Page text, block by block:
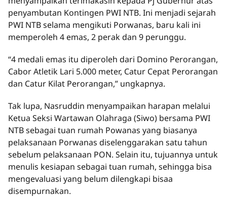
penyambutan Kontingen PWI NTB. Ini menjadi sejarah
PWI NTB selama mengikuti Porwanas, baru kali ini
memperoleh 4 emas, 2 perak dan 9 perunggu.
“4 medali emas itu diperoleh dari Domino Perorangan,
Cabor Atletik Lari 5.000 meter, Catur Cepat Perorangan
dan Catur Kilat Perorangan,” ungkapnya.
Tak lupa, Nasruddin menyampaikan harapan melalui
Ketua Seksi Wartawan Olahraga (Siwo) bersama PWI
NTB sebagai tuan rumah Powanas yang biasanya
pelaksanaan Porwanas diselenggarakan satu tahun
sebelum pelaksanaan PON. Selain itu, tujuannya untuk
menulis kesiapan sebagai tuan rumah, sehingga bisa
mengevaluasi yang belum dilengkapi bisaa
disempurnakan.